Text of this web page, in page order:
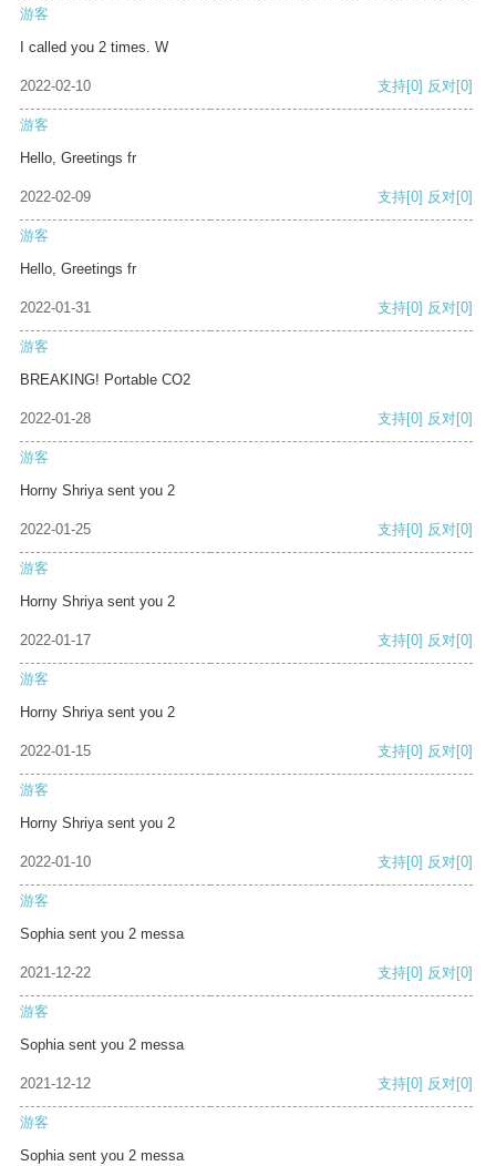
游客
I called you 2 times. W
2022-02-10 支持[0] 反对[0]
游客
Hello, Greetings fr
2022-02-09 支持[0] 反对[0]
游客
Hello, Greetings fr
2022-01-31 支持[0] 反对[0]
游客
BREAKING! Portable CO2
2022-01-28 支持[0] 反对[0]
游客
Horny Shriya sent you 2
2022-01-25 支持[0] 反对[0]
游客
Horny Shriya sent you 2
2022-01-17 支持[0] 反对[0]
游客
Horny Shriya sent you 2
2022-01-15 支持[0] 反对[0]
游客
Horny Shriya sent you 2
2022-01-10 支持[0] 反对[0]
游客
Sophia sent you 2 messa
2021-12-22 支持[0] 反对[0]
游客
Sophia sent you 2 messa
2021-12-12 支持[0] 反对[0]
游客
Sophia sent you 2 messa